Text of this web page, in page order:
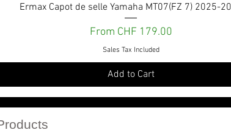
Quick View
Ermax Capot de selle Yamaha MT07(FZ 7) 2025-
From CHF 179.00
Sale Price
Sales Tax Included
Add to Cart